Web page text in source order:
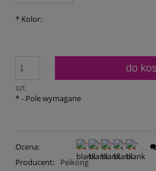
* Kolor:
szt.
do
*- Pole wymagane
Ocena:
Producent:
Peikong